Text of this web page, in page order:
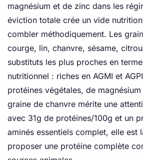
magnésium et de zinc dans les
éviction totale crée un vide
combler méthodiquement. Les
courge, lin, chanvre, sésame,
substituts les plus proches en
nutritionnel : riches en AGMI et
protéines végétales, de
graine de chanvre mérite une
avec 31g de protéines/100g et un
aminés essentiels complet, elle est
proposer une protéine complète